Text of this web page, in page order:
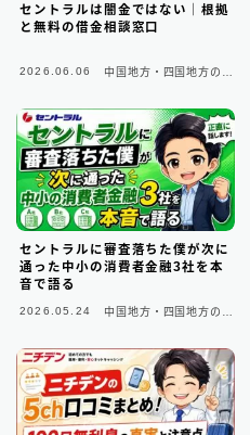
セントラルは闇金ではない｜根拠
と無料の借金相談窓口
2026.06.06
中国地方・四国地方の消
セントラルに審査落ちた僕が次に
通った中小の消費者金融3社を本
音で語る
2026.05.24
中国地方・四国地方の消